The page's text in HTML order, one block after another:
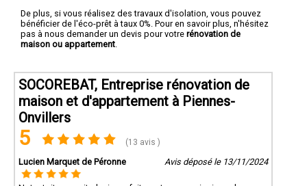
De plus, si vous réalisez des travaux d'isolation, vous pouvez
bénéficier de l'éco-prêt à taux 0%. Pour en savoir plus, n'hésitez
pas à nous demander un devis pour votre rénovation de
maison ou appartement
SOCOREBAT, Entreprise rénovation de
maison et d'appartement à Piennes-
Onvillers
5 (13 avis )
Lucien Marquet de Péronne Avis déposé le 13/11/2024